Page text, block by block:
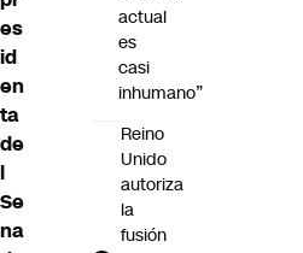
es
id
en
ta
de
l
Se
na
actual
es
casi
inhumano”
Reino
Unido
autoriza
la
fusión